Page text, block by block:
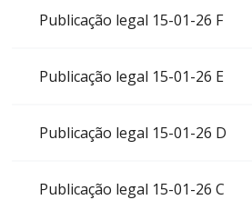
Publicação legal 15-01-26 F
Publicação legal 15-01-26 E
Publicação legal 15-01-26 D
Publicação legal 15-01-26 C